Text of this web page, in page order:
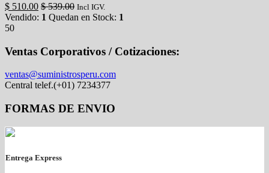
$ 510.00 $539.00 Incl IGV.
Vendido: 1 Quedan en Stock: 1
50
Ventas Corporativos / Cotizaciones:
ventas@suministrosperu.com
Central telef.(+01) 7234377
FORMAS DE ENVIO
Entrega Express